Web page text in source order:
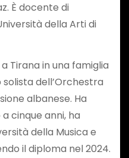
È docente di
della Arti di
a Tirana in una famiglia
dell’Orchestra
albanese. Ha
cinque anni, ha
della Musica e
il diploma nel 2024.